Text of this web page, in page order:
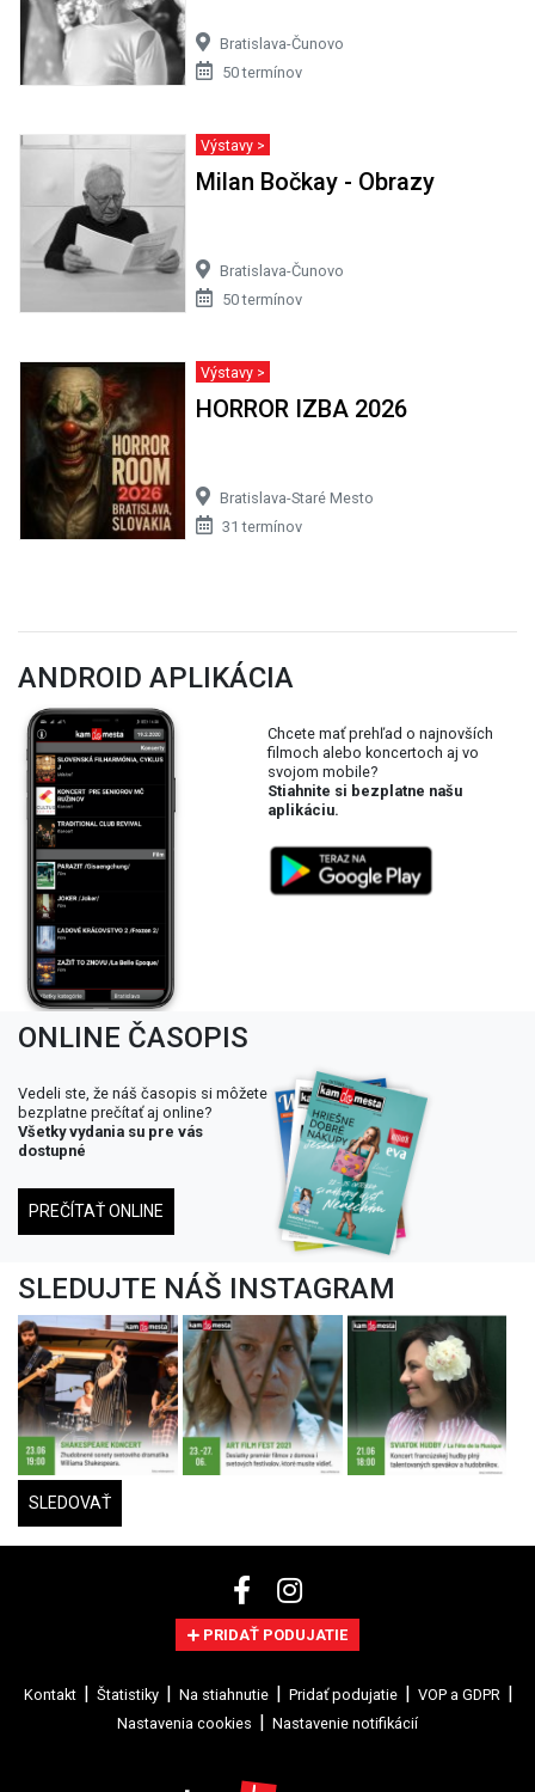
Bratislava-Čunovo
50 termínov
Výstavy >
Milan Bočkay - Obrazy
Bratislava-Čunovo
50 termínov
Výstavy >
HORROR IZBA 2026
Bratislava-Staré Mesto
31 termínov
ANDROID APLIKÁCIA
Chcete mať prehľad o najnovších
filmoch alebo koncertoch aj vo
svojom mobile?
Stiahnite si bezplatne našu
aplikáciu.
ONLINE ČASOPIS
Vedeli ste, že náš časopis si môžete
bezplatne prečítať aj online?
Všetky vydania su pre vás
dostupné
PREČÍTAŤ ONLINE
SLEDUJTE NÁŠ INSTAGRAM
SLEDOVAŤ
PRIDAŤ PODUJATIE
Kontakt Štatistiky Na stiahnutie Pridať podujatie
VOP a GDPR
Nastavenia cookies
Nastavenie notifikácií